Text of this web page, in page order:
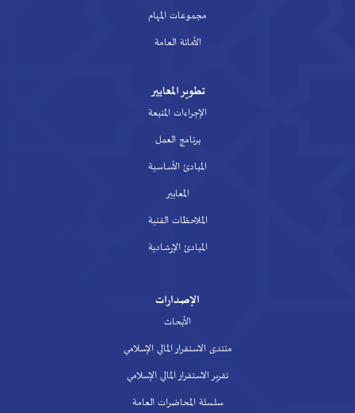
مجموعات المهام
الأمانة العامة
تطوير المعايير
الإجراءات المتبعة
برنامج العمل
المبادئ الأساسية
المعايير
الملاحظات الفنية
المبادئ الإرشادية
الإصدارات
الأبحاث
منتدى الاستقرار المالي الإسلامي
تقرير الاستقرار المالي الإسلامي
سلسلة المحاضرات العامة